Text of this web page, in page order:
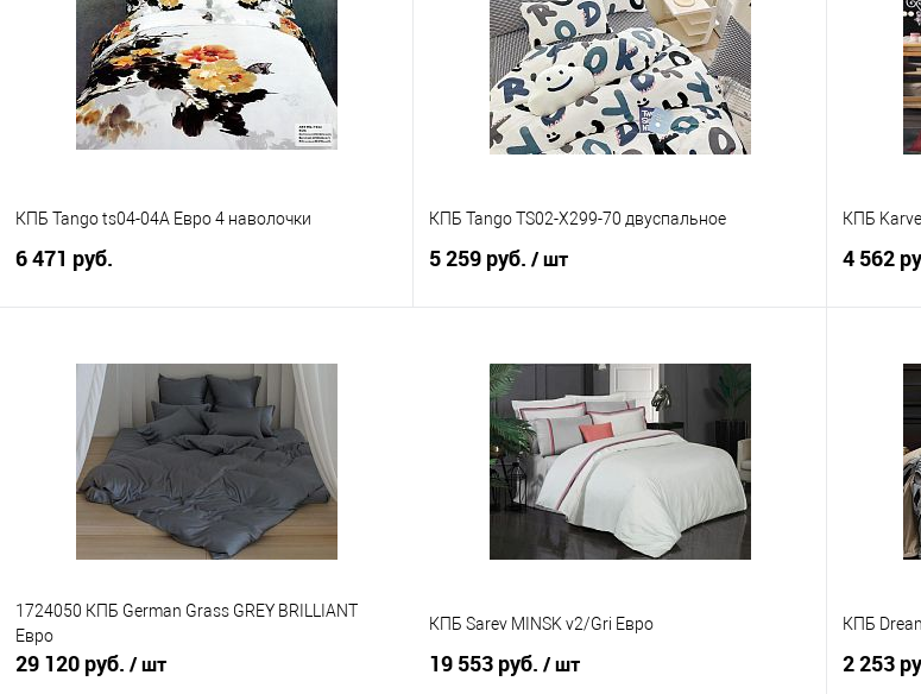
КПБ Tango ts04-04A Евро 4 наволочки
6 471 руб.
Купить в 1 клик
Сравнение
В избранное
В наличии
КПБ Tango TS02-X299-70 двуспальное
5 259 руб. / шт
Купить в 1 клик
Сравнение
В избранное
В наличии
КПБ
4 562
В
1724050 КПБ German Grass GREY BRILLIANT
Евро
29 120 руб. / шт
КПБ Sarev MINSK v2/Gri Евро
19 553 руб. / шт
КПБ
2 253